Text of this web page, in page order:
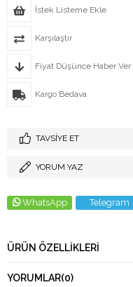
İstek Listeme Ekle
Karşılaştır
Fiyat Düşünce Haber Ver
Kargo Bedava
TAVSIYE ET
YORUM YAZ
WhatsApp Telegram
ÜRÜN ÖZELLIKLERI
YORUMLAR(0)